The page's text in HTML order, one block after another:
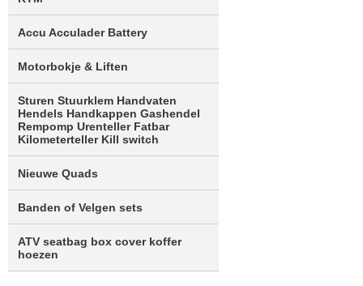
Accu Acculader Battery
Motorbokje & Liften
Sturen Stuurklem Handvaten
Hendels Handkappen Gashendel
Rempomp Urenteller Fatbar
Kilometerteller Kill switch
Nieuwe Quads
Banden of Velgen sets
ATV seatbag box cover koffer
hoezen